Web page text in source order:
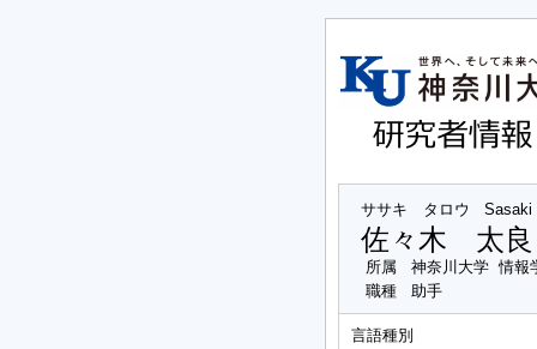
ササキ タロウ Sasaki
佐々木 太良
所属
神奈川大学 情報
職種
助手
言語種別